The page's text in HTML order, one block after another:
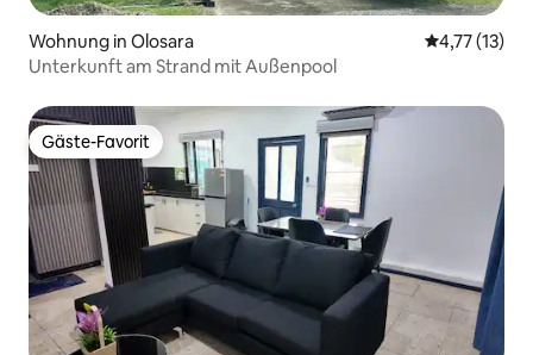
Wohnung in Olosara
4,77 (13)
Unterkunft am Strand mit Außenpool
Gäste-Favorit
Gäste-Favorit